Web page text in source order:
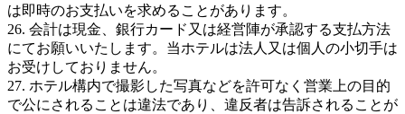
は即時のお支払いを求めることがあります。
26. 会計は現金、銀行カード又は経営陣が承認する支払方法
にてお願いいたします。当ホテルは法人又は個人の小切手は
お受けしておりません。
27. ホテル構内で撮影した写真などを許可なく営業上の目的
で公にされることは違法であり、違反者は告訴されることが